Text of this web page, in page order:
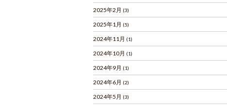
2025年2月 (3)
2025年1月 (5)
2024年11月 (1)
2024年10月 (1)
2024年9月 (1)
2024年6月 (2)
2024年5月 (3)